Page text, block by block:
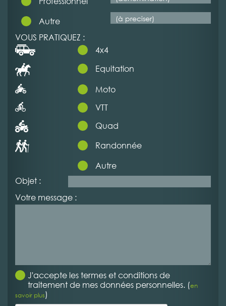
Autre
VOUS PRATIQUEZ :
4x4
Equitation
Moto
VTT
Quad
Randonnée
Autre
Objet :
Votre message :
J'accepte les termes et conditions de
traitement de mes données personnelles. (en
savoir plus)